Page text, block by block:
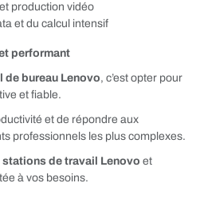
production vidéo
et du calcul intensif
performant
bureau Lenovo, c’est opter pour
et fiable.
et de répondre aux
professionnels les plus complexes.
stations de travail Lenovo et
à vos besoins.